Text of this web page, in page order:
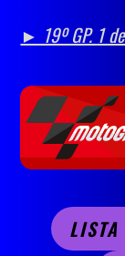
► 19º GP. 1
LISTA